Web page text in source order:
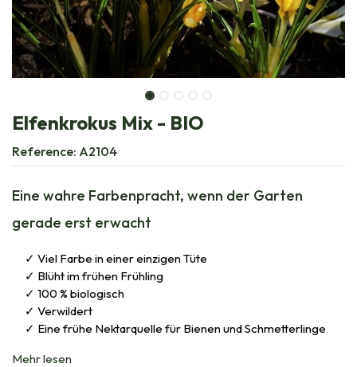
Elfenkrokus Mix - BIO
Reference: A2104
Eine wahre Farbenpracht, wenn der Garten
gerade erst erwacht
Viel Farbe in einer einzigen Tüte
Blüht im frühen Frühling
100 % biologisch
Verwildert
Eine frühe Nektarquelle für Bienen und Schmetterlinge
Mehr lesen